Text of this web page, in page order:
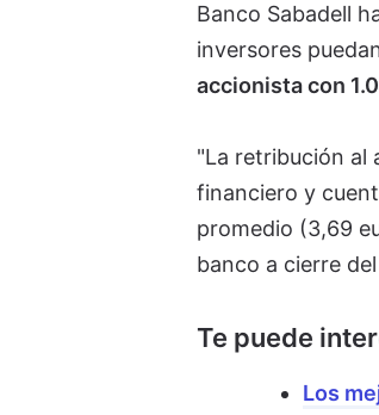
Banco Sabadell
inversores
accionista con
"La retribución al
financiero y
promedio (3,69
banco a cierre
Te puede
Los